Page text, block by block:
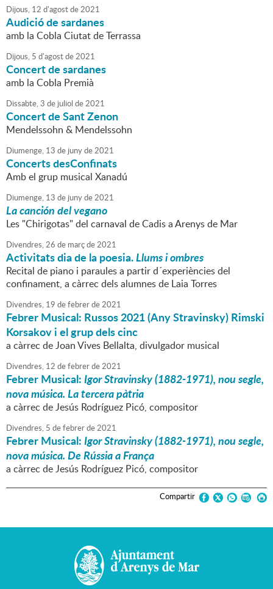
Dijous, 12 d'agostde2021
Audició de sardanes
amb la Cobla Ciutat de Terrassa
Dijous, 5 d'agostde2021
Concert de sardanes
amb la Cobla Premià
Dissabte,3 de juliol de2021
Concert de Sant Zenon
Mendelssohn & Mendelssohn
Diumenge, 13 de junyde2021
Concerts desConfinats
Amb el grup musical Xanadú
Diumenge, 13 de junyde2021
La canción del vegano
Les "Chirigotas" del carnaval de Cadis a Arenys de Mar
Divendres,26 de marçde2021
Activitats dia de la poesia.Llums i ombres
Recital de piano i paraules a partir d´experiències del
confinament, a càrrec dels alumnes de Laia Torres
Divendres, 19 defebrerde2021
Febrer Musical: Russos 2021 (Any Stravinsky) Rimski
Korsakov i el grup dels cinc
a càrrec de Joan Vives Bellalta, divulgador musical
Divendres, 12 defebrerde2021
Febrer Musical:Igor Stravinsky (1882-1971), nou segle,
nova música. La tercera pàtria
a càrrec de Jesús Rodríguez Picó, compositor
Divendres, 5 defebrerde2021
Febrer Musical:Igor Stravinsky (1882-1971), nou segle,
nova música. De Rússia a França
a càrrec de Jesús Rodríguez Picó, compositor
Compartir